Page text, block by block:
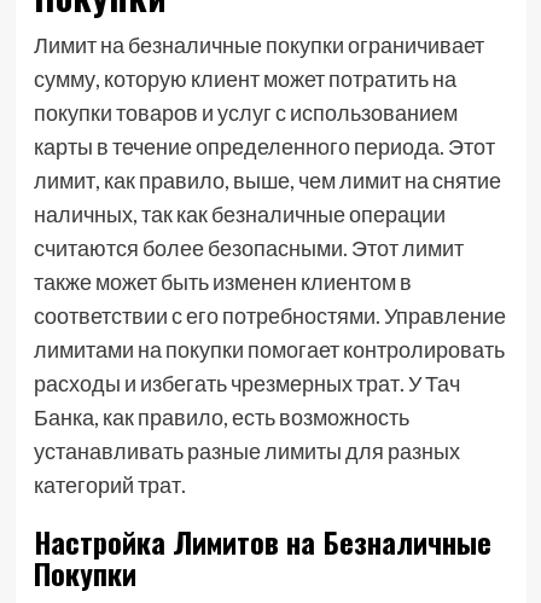
Лимит на безналичные покупки ограничивает
сумму, которую клиент может потратить на
покупки товаров и услуг с использованием
карты в течение определенного периода. Этот
лимит, как правило, выше, чем лимит на снятие
наличных, так как безналичные операции
считаются более безопасными. Этот лимит
также может быть изменен клиентом в
соответствии с его потребностями. Управление
лимитами на покупки помогает контролировать
расходы и избегать чрезмерных трат. У Тач
Банка, как правило, есть возможность
устанавливать разные лимиты для разных
категорий трат.
Настройка Лимитов на Безналичные
Покупки